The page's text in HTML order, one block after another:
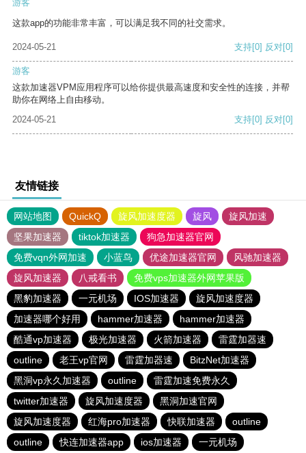
游客
这款app的功能非常丰富，可以满足我不同的社交需求。
2024-05-21 支持[0] 反对[0]
游客
这款加速器VPM应用程序可以给你提供最高速度和安全性的连接，并帮
助你在网络上自由移动。
2024-05-21
支持[0] 反对[0]
友情链接
网站地图 QuickQ 旋风加速度器 旋风
旋风加速
坚果加速器
tiktok加速器
狗急加速器官网
免费vqn外网加速
小蓝鸟 优途加速器官网
风驰加速器
旋风加速器
八戒看书
免费vps加速器外网苹果版
黑豹加速器
一元机场 IOS加速器
旋风加速度器
加速器哪个好用
hammer加速器
hammer加速器
酷通vp加速器
极光加速器 火箭加速器
雷霆加器速
outline
老王vp官网 雷霆加器速
BitzNet加速器
黑洞vp永久加速器
outline
雷霆加速免费永久
twitter加速器
旋风加速度器
黑洞加速官网
旋风加速度器
红海pro加速器 快联加速器
outline
outline
快连加速器app ios加速器 一元机场